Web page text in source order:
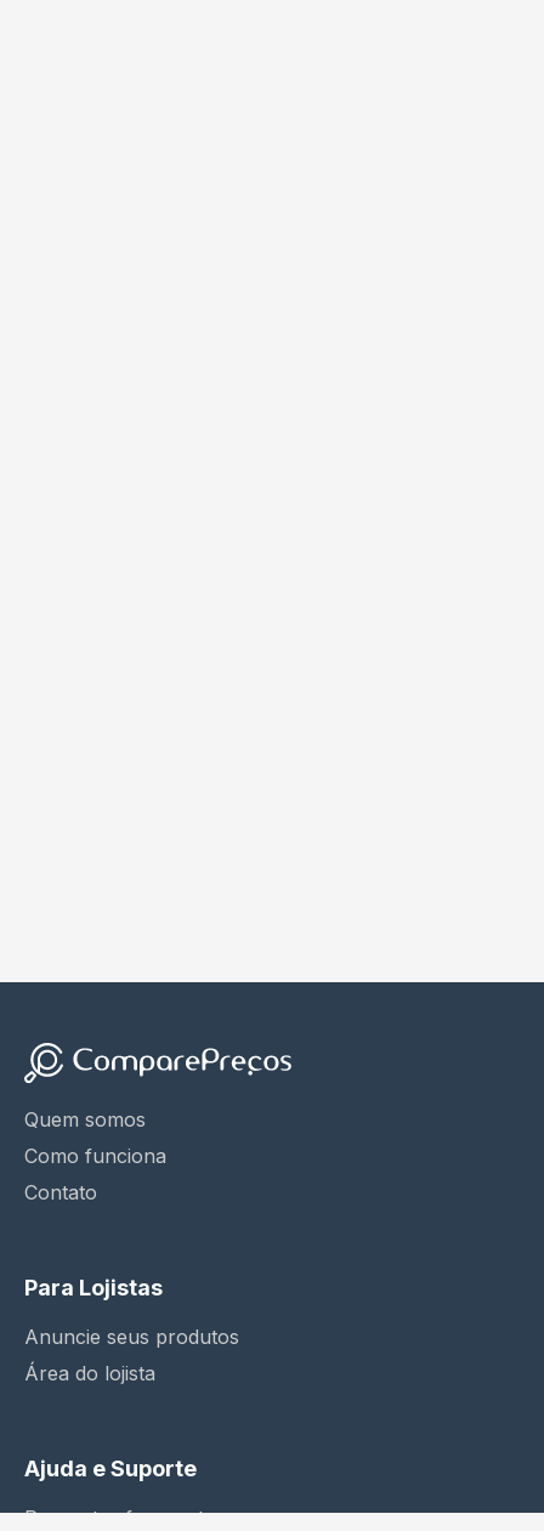
Quem somos
Como funciona
Contato
Para Lojistas
Anuncie seus produtos
Área do lojista
Ajuda e Suporte
Perguntas frequentes